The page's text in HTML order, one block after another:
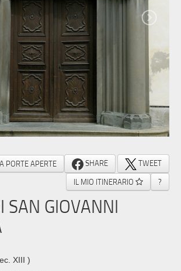
PORTE APERTE SHARE
TWEET
IL MIO ITINERARIO
?
SAN GIOVANNI
XIII )